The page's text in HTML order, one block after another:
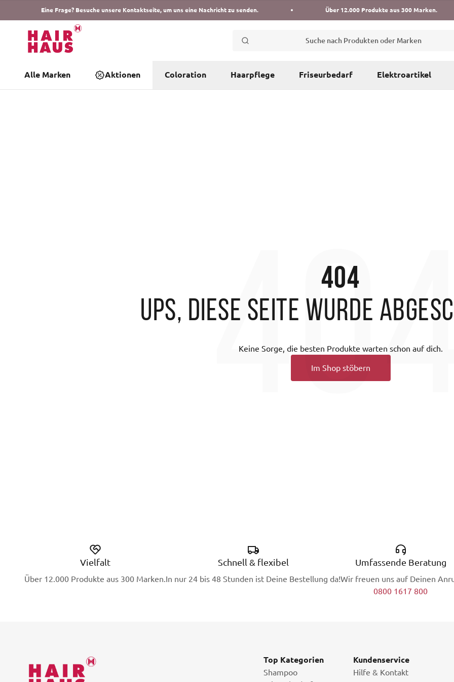
Eine Frage? Besuche unsere Kontaktseite, um uns eine Nachricht zu senden. Über 12.000 Produkte aus 300 Marken.
Suche nach Produkten oder Marken
Alle Marken Aktionen Coloration Haarpflege Friseurbedarf Elektroartikel
404
Ups, diese Seite wurde
Keine Sorge, die besten Produkte warten schon auf dich.
Im Shop stöbern
Vielfalt
Über 12.000 Produkte aus 300 Marken.
Schnell & flexibel
In nur 24 bis 48 Stunden ist Deine Bestellung da!
Umfassende Beratung
Wir freuen uns auf Deinen
0800 1617 800
Top Kategorien
Shampoo
Kundenservice
Hilfe & Kontakt